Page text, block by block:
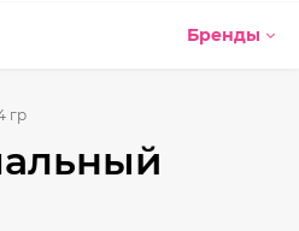
Бренды
гр